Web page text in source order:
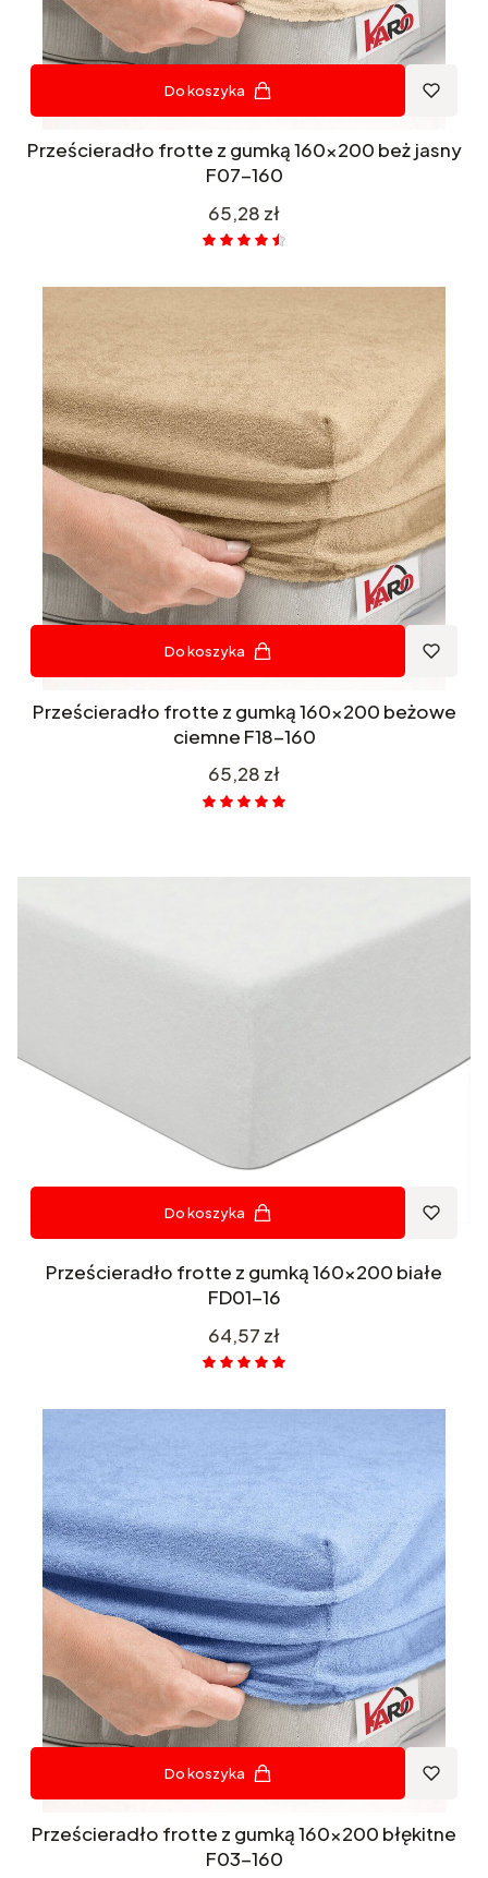
Do koszyka
Prześcieradło frotte z gumką 160x200 beż jasny
F07-160
Cena
65,28 zł
Do koszyka
Prześcieradło frotte z gumką 160x200 beżowe
ciemne F18-160
Cena
65,28 zł
Do koszyka
Prześcieradło frotte z gumką 160x200 białe
FD01-16
Cena
64,57 zł
Do koszyka
Prześcieradło frotte z gumką 160x200 błękitne
F03-160